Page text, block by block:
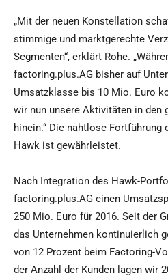
„Mit der neuen Konstellation
stimmige und marktgerechte
Segmenten“, erklärt Rohe.
factoring.plus.AG bisher auf
Umsatzklasse bis 10 Mio. Euro
wir nun unsere Aktivitäten in den
hinein.“ Die nahtlose Fortführung
Hawk ist gewährleistet.
Nach Integration des Hawk-
factoring.plus.AG einen
250 Mio. Euro für 2016. Seit der
das Unternehmen kontinuierlich
von 12 Prozent beim Factoring-
der Anzahl der Kunden lagen wir